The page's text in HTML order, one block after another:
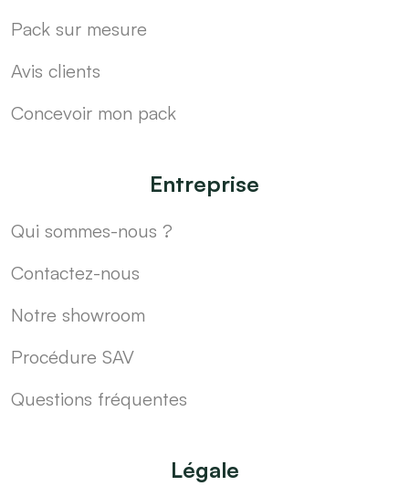
Pack sur mesure
Avis clients
Concevoir mon pack
Entreprise
Qui sommes-nous ?
Contactez-nous
Notre showroom
Procédure SAV
Questions fréquentes
Légale